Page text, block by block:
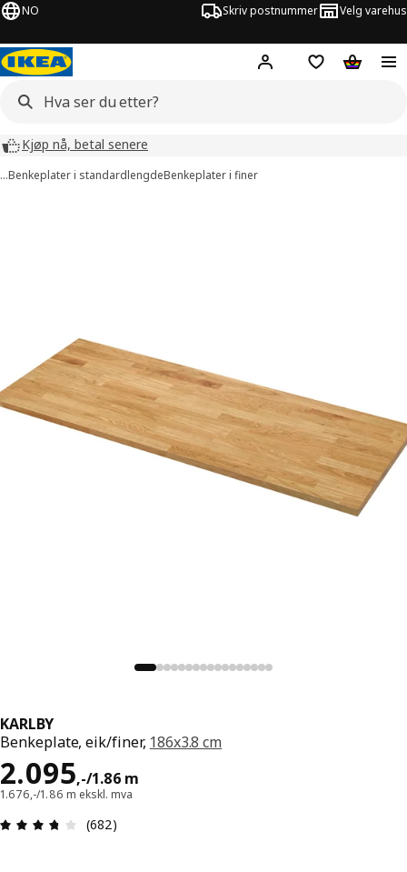
NO Skriv postnummer Velg varehus
Hej! Logg innHuskeliste
Kjøp nå, betal senere
…Benkeplater i standardlengdeBenkeplater i finer
KARLBY
Benkeplate, eik/finer, 186x3.8 cm
2.095,-/1.86 m
Pris 2095,-/1.86 m
1.676,-/1.86 m ekskl. mva
Produktomtale: 3.7 ingen kundevurdering 5
(682)